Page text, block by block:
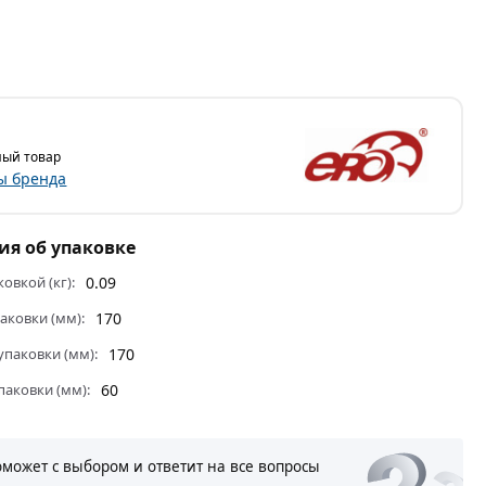
товар
бренда
об упаковке
(кг): 0.09
(мм): 170
(мм): 170
(мм): 60
с выбором и ответит на все вопросы